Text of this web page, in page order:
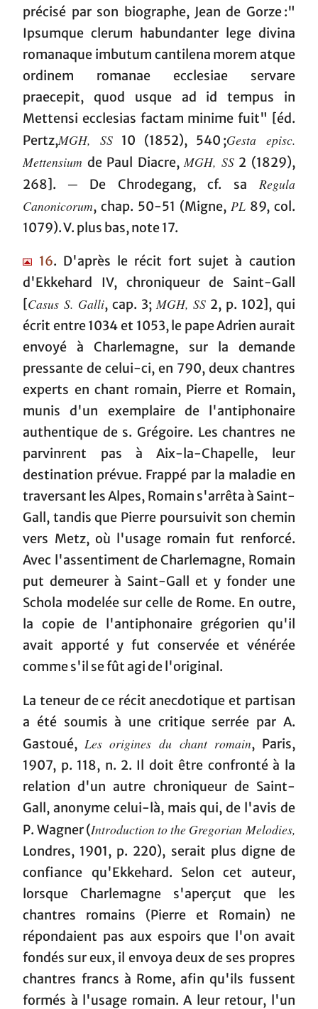
précisé par son biographe, Jean de Gorze :"
Ipsumque clerum habundanter lege divina
romanaque imbutum cantilena morem atque
ordinem romanae ecclesiae servare
praecepit, quod usque ad id tempus in
Mettensi ecclesias factam minime fuit" [éd.
Pertz,MGH, SS10 (1852), 540 ;Gesta episc.
Mettensium de Paul Diacre,MGH, SS2 (1829),
268]. ─ De Chrodegang, cf. sa Regula
Canonicorum, chap. 50-51 (Migne, PL89, col.
1079). V. plus bas, note 17.
16. D'après le récit fort sujet à caution
d'Ekkehard IV, chroniqueur de Saint-Gall
Casus S. Galli, cap. 3;MGH, SS2, p. 102], qui
écrit entre 1034 et 1053, le pape Adrien aurait
envoyé à Charlemagne, sur la demande
pressante de celui-ci, en 790, deux chantres
experts en chant romain, Pierre et Romain,
munis d'un exemplaire de l'antiphonaire
authentique de s. Grégoire. Les chantres ne
parvinrent pas à Aix-la-Chapelle, leur
destination prévue. Frappé par la maladie en
traversant les Alpes, Romain s'arrêta à Saint-
Gall, tandis que Pierre poursuivit son chemin
vers Metz, où l'usage romain fut renforcé.
Avec l'assentiment de Charlemagne, Romain
put demeurer à Saint-Gall et y fonder une
Schola modelée sur celle de Rome. En outre,
la copie de l'antiphonaire grégorien qu'il
avait apporté y fut conservée et vénérée
comme s'il se fût agi de l'original.
La teneur de ce récit anecdotique et partisan
a été soumis à une critique serrée par A.
Gastoué, Les origines du chant romain, Paris,
1907, p. 118, n. 2. Il doit être confronté à la
relation d'un autre chroniqueur de Saint-
Gall, anonyme celui-là, mais qui, de l'avis de
P. Wagner (Introduction to the Gregorian Melodies,
Londres, 1901, p. 220), serait plus digne de
confiance qu'Ekkehard. Selon cet auteur,
lorsque Charlemagne s'aperçut que les
chantres romains (Pierre et Romain) ne
répondaient pas aux espoirs que l'on avait
fondés sur eux, il envoya deux de ses propres
chantres francs à Rome, afin qu'ils fussent
formés à l'usage romain. A leur retour, l'un